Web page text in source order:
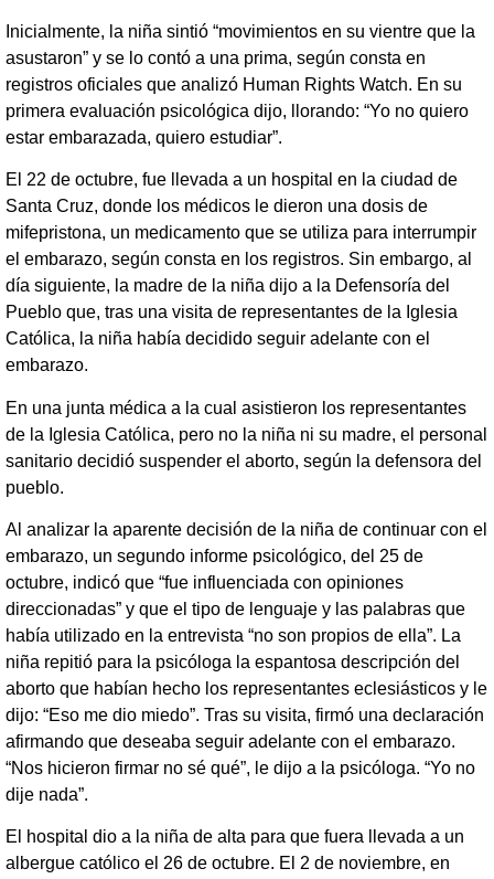
Inicialmente, la niña sintió “movimientos en su vientre que la
asustaron” y se lo contó a una prima, según consta en
registros oficiales que analizó Human Rights Watch. En su
primera evaluación psicológica dijo, llorando: “Yo no quiero
estar embarazada, quiero estudiar”.
El 22 de octubre, fue llevada a un hospital en la ciudad de
Santa Cruz, donde los médicos le dieron una dosis de
mifepristona, un medicamento que se utiliza para interrumpir
el embarazo, según consta en los registros. Sin embargo, al
día siguiente, la madre de la niña dijo a la Defensoría del
Pueblo que, tras una visita de representantes de la Iglesia
Católica, la niña había decidido seguir adelante con el
embarazo.
En una junta médica a la cual asistieron los representantes
de la Iglesia Católica, pero no la niña ni su madre, el personal
sanitario decidió suspender el aborto, según la defensora del
pueblo.
Al analizar la aparente decisión de la niña de continuar con el
embarazo, un segundo informe psicológico, del 25 de
octubre, indicó que “fue influenciada con opiniones
direccionadas” y que el tipo de lenguaje y las palabras que
había utilizado en la entrevista “no son propios de ella”. La
niña repitió para la psicóloga la espantosa descripción del
aborto que habían hecho los representantes eclesiásticos y le
dijo: “Eso me dio miedo”. Tras su visita, firmó una declaración
afirmando que deseaba seguir adelante con el embarazo.
“Nos hicieron firmar no sé qué”, le dijo a la psicóloga. “Yo no
dije nada”.
El hospital dio a la niña de alta para que fuera llevada a un
albergue católico el 26 de octubre. El 2 de noviembre, en